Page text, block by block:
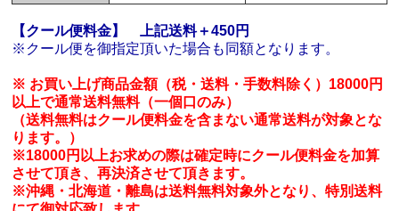
【クール便料金】
上記送料＋450円
※クール便を御指定頂いた場合も同額となります。
※ お買い上げ商品金額（税・送料・手数料除く）18000円
以上で通常送料無料（一個口のみ）
（送料無料はクール便料金を含まない通常送料が対象とな
ります。）
※18000円以上お求めの際は確定時にクール便料金を加算
させて頂き、再決済させて頂きます。
※沖縄・北海道・離島は送料無料対象外となり、特別送料